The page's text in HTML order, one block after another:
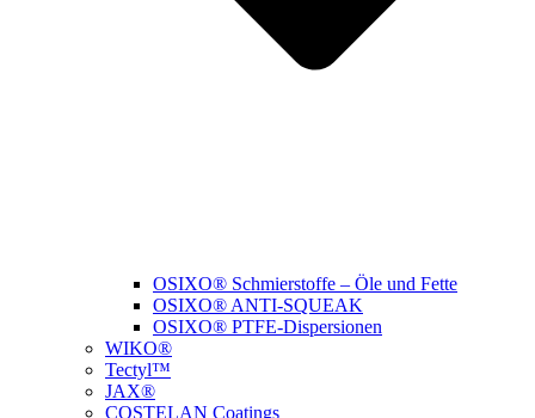
OSIXO® Schmierstoffe – Öle und Fette
OSIXO® ANTI-SQUEAK
OSIXO® PTFE-Dispersionen
WIKO®
Tectyl™
JAX®
COSTELAN Coatings